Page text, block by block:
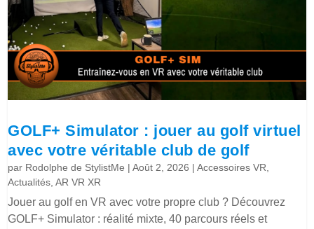
GOLF+ Simulator : jouer au golf virtuel
avec votre véritable club de golf
par Rodolphe de StylistMe |Août 2, 2026 |Accessoires VR,
Actualités,AR VR XR
Jouer au golf en VR avec votre propre club ? Découvrez
GOLF+ Simulator : réalité mixte, 40 parcours réels et